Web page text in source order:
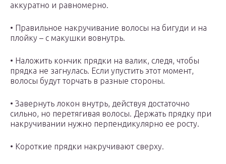
аккуратно и равномерно.
• Правильное накручивание волосы на бигуди и на
плойку – с макушки вовнутрь.
• Наложить кончик прядки на валик, следя, чтобы
прядка не загнулась. Если упустить этот момент,
волосы будут торчать в разные стороны.
• Завернуть локон внутрь, действуя достаточно
сильно, но перетягивая волосы. Держать прядку при
накручивании нужно перпендикулярно ее росту.
• Короткие прядки накручивают сверху.